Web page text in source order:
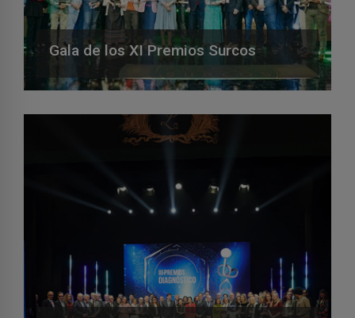
Gala de los XI Premios Surcos